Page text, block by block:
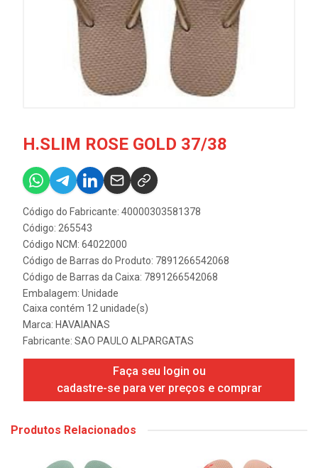
H.SLIM ROSE GOLD 37/38
Código do Fabricante: 40000303581378
Código: 265543
Código NCM: 64022000
Código de Barras do Produto: 7891266542068
Código de Barras da Caixa: 7891266542068
Embalagem: Unidade
Caixa contém 12 unidade(s)
Marca: HAVAIANAS
Fabricante: SAO PAULO ALPARGATAS
Faça seu login ou
cadastre-se para ver preços e comprar
Produtos Relacionados